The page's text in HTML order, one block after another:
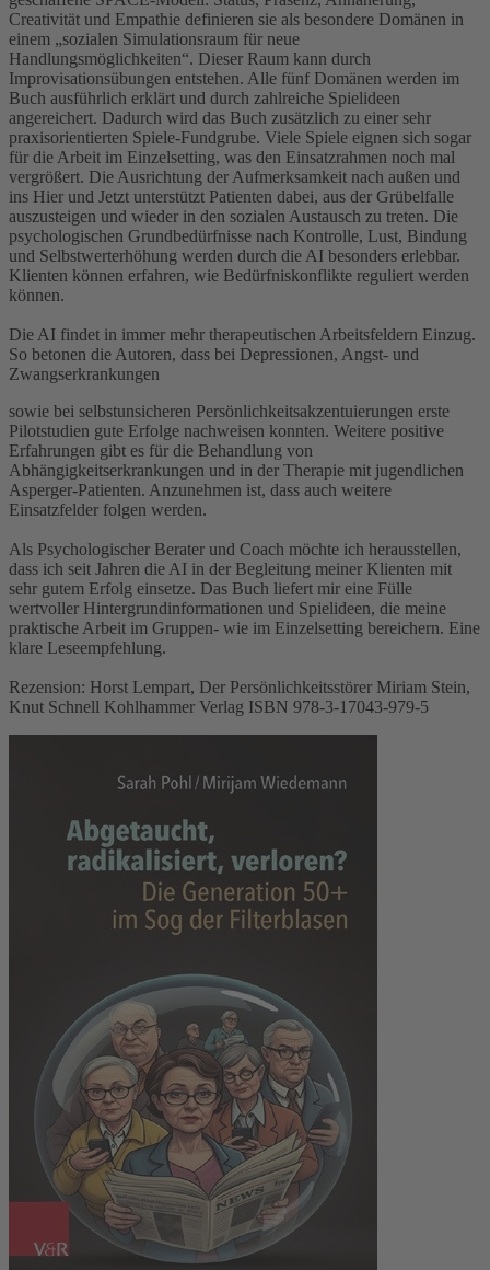
Creativität und Empathie definieren sie als besondere Domänen in
einem „sozialen Simulationsraum für neue
Handlungsmöglichkeiten“. Dieser Raum kann durch
Improvisationsübungen entstehen. Alle fünf Domänen werden im
Buch ausführlich erklärt und durch zahlreiche Spielideen
angereichert. Dadurch wird das Buch zusätzlich zu einer sehr
praxisorientierten Spiele-Fundgrube. Viele Spiele eignen sich sogar
für die Arbeit im Einzelsetting, was den Einsatzrahmen noch mal
vergrößert. Die Ausrichtung der Aufmerksamkeit nach außen und
ins Hier und Jetzt unterstützt Patienten dabei, aus der Grübelfalle
auszusteigen und wieder in den sozialen Austausch zu treten. Die
psychologischen Grundbedürfnisse nach Kontrolle, Lust, Bindung
und Selbstwerterhöhung werden durch die AI besonders erlebbar.
Klienten können erfahren, wie Bedürfniskonflikte reguliert werden
können.
Die AI findet in immer mehr therapeutischen Arbeitsfeldern Einzug.
So betonen die Autoren, dass bei Depressionen, Angst- und
Zwangserkrankungen
sowie bei selbstunsicheren Persönlichkeitsakzentuierungen erste
Pilotstudien gute Erfolge nachweisen konnten. Weitere positive
Erfahrungen gibt es für die Behandlung von
Abhängigkeitserkrankungen und in der Therapie mit jugendlichen
Asperger-Patienten. Anzunehmen ist, dass auch weitere
Einsatzfelder folgen werden.
Als Psychologischer Berater und Coach möchte ich herausstellen,
dass ich seit Jahren die AI in der Begleitung meiner Klienten mit
sehr gutem Erfolg einsetze. Das Buch liefert mir eine Fülle
wertvoller Hintergrundinformationen und Spielideen, die meine
praktische Arbeit im Gruppen- wie im Einzelsetting bereichern. Eine
klare Leseempfehlung.
Rezension: Horst Lempart, Der Persönlichkeitsstörer Miriam Stein,
Knut Schnell Kohlhammer Verlag ISBN 978-3-17043-979-5